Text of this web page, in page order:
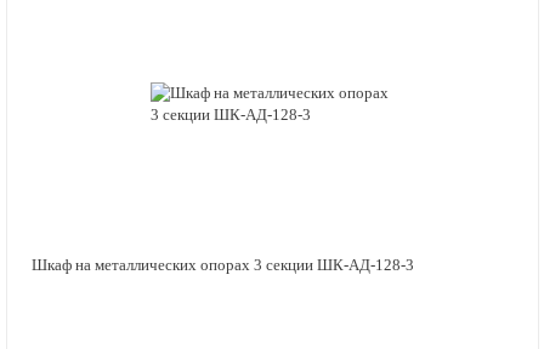
Шкаф на металлических опорах 3 секции ШК-АД-128-3